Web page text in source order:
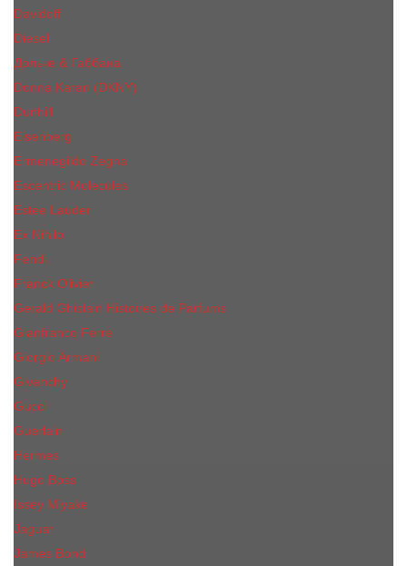
Davidoff
Diesel
Дольче & Габбана
Donna Karan (DKNY)
Dunhill
Eisenberg
Ermenegildo Zegna
Escentric Molecules
Еsteе Lаudеr
Ex Nihilo
Fendi
Franck Olivier
Gerald Ghislain Histoires de Parfums
Gianfranco Ferre
Giorgio Armani
Givenchy
Gucci
Guerlain
Hermes
Hugo Boss
Issey Miyake
Jaguar
James Bond